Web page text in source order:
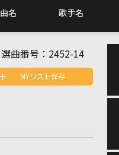
曲名 歌手名
選曲番号： 2452-14
MYリスト保存